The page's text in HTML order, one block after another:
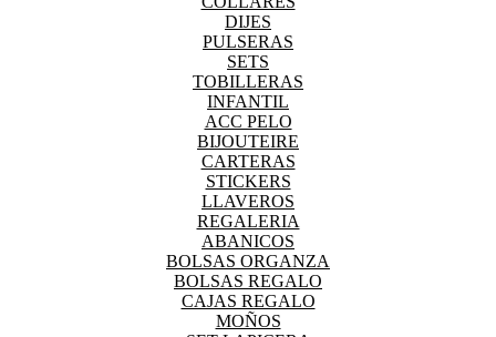
DIJES
PULSERAS
SETS
TOBILLERAS
INFANTIL
ACC PELO
BIJOUTEIRE
CARTERAS
STICKERS
LLAVEROS
REGALERIA
ABANICOS
BOLSAS ORGANZA
BOLSAS REGALO
CAJAS REGALO
MOÑOS